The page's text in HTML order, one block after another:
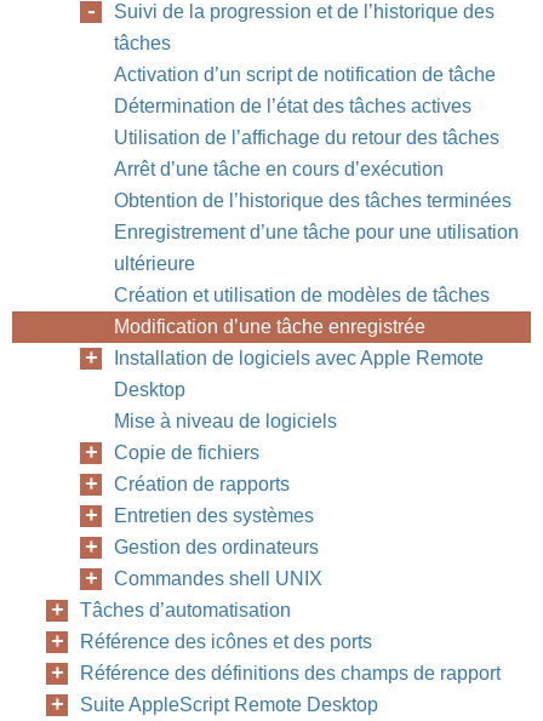
Suivi de la progression et de l’historique des
tâches
Activation d’un script de notification de tâche
Détermination de l’état des tâches actives
Utilisation de l’affichage du retour des tâches
Arrêt d’une tâche en cours d’exécution
Obtention de l’historique des tâches terminées
Enregistrement d’une tâche pour une utilisation
ultérieure
Création et utilisation de modèles de tâches
Modification d’une tâche enregistrée
Installation de logiciels avec Apple Remote
Desktop
Mise à niveau de logiciels
Copie de fichiers
Création de rapports
Entretien des systèmes
Gestion des ordinateurs
Commandes shell UNIX
Tâches d’automatisation
Référence des icônes et des ports
Référence des définitions des champs de rapport
Suite AppleScript Remote Desktop